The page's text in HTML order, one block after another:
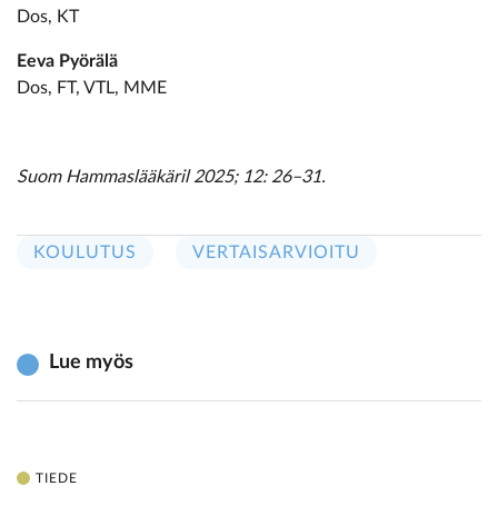
Dos, KT
Eeva Pyörälä
Dos, FT, VTL, MME
Suom Hammaslääkäril 2025; 12: 26–31.
KOULUTUS VERTAISARVIOITU
Lue myös
TIEDE